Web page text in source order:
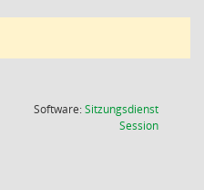
Software:Sitzungsdienst
Session(Wird in